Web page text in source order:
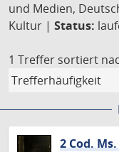
und Medien,
Kultur | Status:
1 Treffer sortiert
2 Cod.